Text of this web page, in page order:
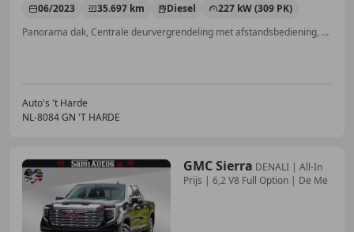
06/2023 35.697 km Diesel
227 kW (309 PK)
Panorama dak, Centrale deurvergrendeling met afstandsbediening, Getinte ramen, Parkeerhulp met camera, Stoelverwarming, Electronic Stability Program, LED verlichting, Parkeerhulp voor
Auto's 't Harde
NL-8084 GN 'T HARDE
GMC Sierra DENALI | All-In
Prijs | 6,2 V8 Full Option | De Me